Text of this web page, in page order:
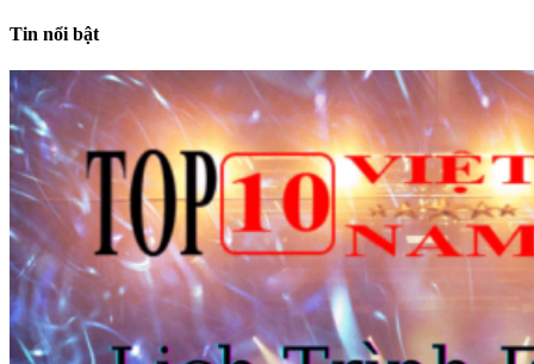
Tin nổi bật